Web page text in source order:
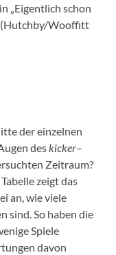
„Eigentlich schon
(Hutchby/Wooffitt
der einzelnen
des kicker–
Zeitraum?
zeigt das
an, wie viele
sind. So haben die
Spiele
davon